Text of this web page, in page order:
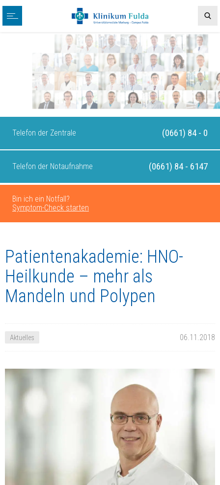
Telefon der Zentrale (0661) 84 - 0
Telefon der Notaufnahme (0661) 84 - 6147
Bin ich ein Notfall?
Symptom-Check starten
Patientenakademie: HNO-
Heilkunde – mehr als
Mandeln und Polypen
Aktuelles 06.11.2018